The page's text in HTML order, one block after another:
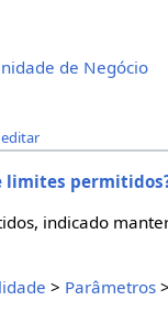
de Negócio
editar
limites
indicado
> Parâmetros >